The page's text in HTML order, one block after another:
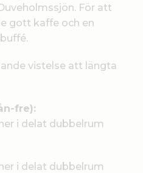
För att
gott kaffe och en
vistelse att längta
fre):
i delat dubbelrum
i delat dubbelrum